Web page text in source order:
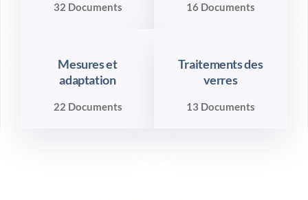
32 Documents 16 Documents
Mesures et
adaptation
22 Documents
Traitements des
verres
13 Documents